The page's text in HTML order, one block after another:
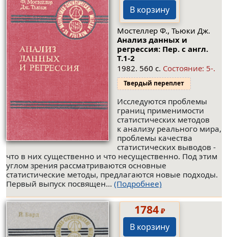
В корзину
Мостеллер Ф., Тьюки Дж.
Анализ данных и
регрессия: Пер. с англ.
Т.1-2
1982. 560 с. Состояние: 5-.
Твердый переплет
Исследуются проблемы
границ применимости
статистических методов
к анализу реального мира,
проблемы качества
статистических выводов -
что в них существенно и что несущественно. Под этим
углом зрения рассматриваются основные
статистические методы, предлагаются новые подходы.
Первый выпуск посвящен... (Подробнее)
1784₽
В корзину